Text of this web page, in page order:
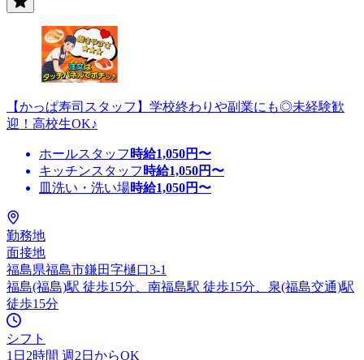
【かっぱ寿司スタッフ】学校終わりや副業にも◎未経験歓
迎！高校生OK♪
ホールスタッフ 時給1,050円〜
キッチンスタッフ 時給1,050円〜
皿洗い・洗い場時給1,050円〜
勤務地
面接地
福島県福島市鎌田字樋口3-1
福島(福島)駅 徒歩15分、南福島駅 徒歩15分、泉(福島交通)駅
徒歩15分
シフト
1日2時間 週2日からOK